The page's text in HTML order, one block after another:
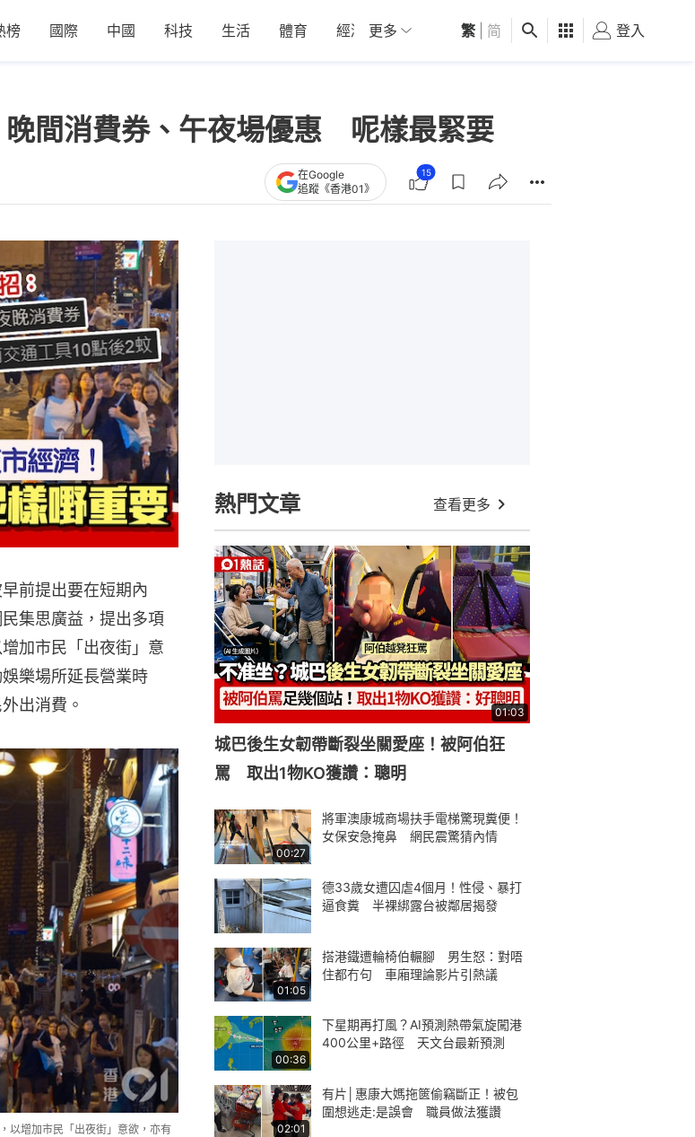
榜 國際 中國 科技 生活 體育 經濟 01深圳 觀點 健康 好食玩飛
更多 繁 简 登入
間消費券、午夜場優惠 呢樣最緊要
在Google
追蹤《香港01》
15
前提出要在短期內
集思廣益，提出多項
加市民「出夜街」意
樂場所延長營業時
出消費。
以增加市民「出夜街」意欲，亦有
熱門文章 查看更多
01:03
城巴後生女韌帶斷裂坐關愛座！被阿伯狂
罵 取出1物KO獲讚：聰明
00:27
將軍澳康城商場扶手電梯驚現糞便！
女保安急掩鼻 網民震驚猜內情
德33歲女遭囚虐4個月！性侵、暴打
逼食糞 半裸綁露台被鄰居揭發
01:05
搭港鐵遭輪椅伯輾腳 男生怒：對唔
住都冇句 車廂理論影片引熱議
00:36
下星期再打風？AI預測熱帶氣旋闖港
400公里+路徑 天文台最新預測
02:01
有片│惠康大媽拖篋偷竊斷正！被包
圍想逃走:是誤會 職員做法獲讚